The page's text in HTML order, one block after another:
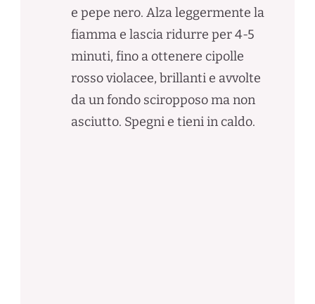
e pepe nero. Alza leggermente la
fiamma e lascia ridurre per 4-5
minuti, fino a ottenere cipolle
rosso violacee, brillanti e avvolte
da un fondo sciropposo ma non
asciutto. Spegni e tieni in caldo.